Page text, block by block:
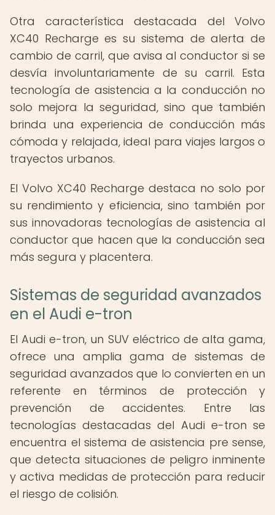
Otra característica destacada del Volvo
XC40 Recharge es su sistema de alerta de
cambio de carril, que avisa al conductor si se
desvía involuntariamente de su carril. Esta
tecnología de asistencia a la conducción no
solo mejora la seguridad, sino que también
brinda una experiencia de conducción más
cómoda y relajada, ideal para viajes largos o
trayectos urbanos.
El Volvo XC40 Recharge destaca no solo por
su rendimiento y eficiencia, sino también por
sus innovadoras tecnologías de asistencia al
conductor que hacen que la conducción sea
más segura y placentera.
Sistemas de seguridad avanzados
en el Audi e-tron
El Audi e-tron, un SUV eléctrico de alta gama,
ofrece una amplia gama de sistemas de
seguridad avanzados que lo convierten en un
referente en términos de protección y
prevención de accidentes. Entre las
tecnologías destacadas del Audi e-tron se
encuentra el sistema de asistencia pre sense,
que detecta situaciones de peligro inminente
y activa medidas de protección para reducir
el riesgo de colisión.